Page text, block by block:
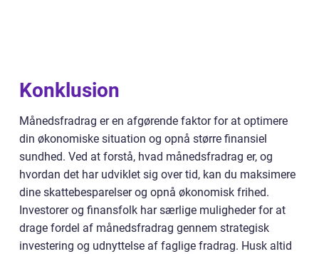
Konklusion
Månedsfradrag er en afgørende faktor for at optimere
din økonomiske situation og opnå større finansiel
sundhed. Ved at forstå, hvad månedsfradrag er, og
hvordan det har udviklet sig over tid, kan du maksimere
dine skattebesparelser og opnå økonomisk frihed.
Investorer og finansfolk har særlige muligheder for at
drage fordel af månedsfradrag gennem strategisk
investering og udnyttelse af faglige fradrag. Husk altid